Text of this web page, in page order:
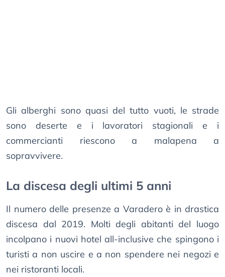
Gli alberghi sono quasi del tutto vuoti, le strade
sono deserte e i lavoratori stagionali e i
commercianti riescono a malapena a
sopravvivere.
La discesa degli ultimi 5 anni
Il numero delle presenze a Varadero è in drastica
discesa dal 2019. Molti degli abitanti del luogo
incolpano i nuovi hotel all-inclusive che spingono i
turisti a non uscire e a non spendere nei negozi e
nei ristoranti locali.